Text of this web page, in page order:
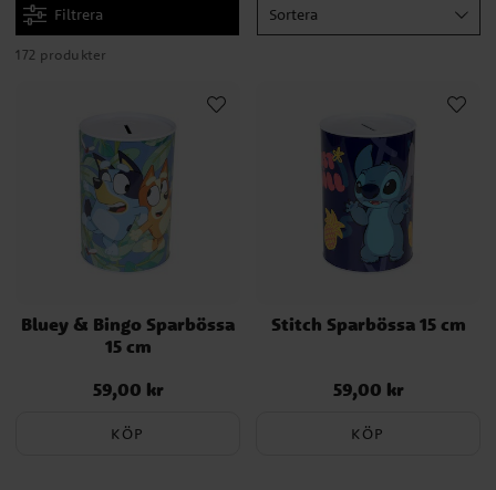
Filtrera Sortera
172 produkter
Bluey & Bingo Sparbössa
15 cm
Pris:59,00 kr
59,00 kr
KÖP
Stitch Sparbössa 15 cm
Pris:59,00 kr
59,00 kr
KÖP